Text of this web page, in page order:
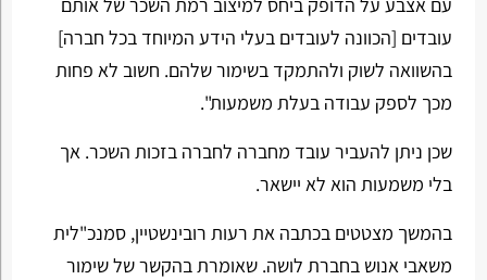
עם אצבע על הדופק ביחס למיצוב רמת השכר של אותם
עובדים [הכוונה לעובדים בעלי הידע המיוחד בכל חברה]
בהשוואה לשוק ולהתמקד בשימור שלהם. חשוב לא פחות
מכך לספק עבודה בעלת משמעות".
שכן ניתן להעביר עובד מחברה לחברה בזכות השכר. אך
בלי משמעות הוא לא יישאר.
בהמשך מצטטים בכתבה את רעות רובינשטיין, סמנכ"לית
משאבי אנוש בחברת לושה. שאומרת בהקשר של שימור